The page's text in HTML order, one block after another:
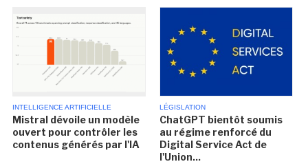
INTELLIGENCE ARTIFICIELLE
Mistral dévoile un modèle
ouvert pour contrôler les
contenus générés par l'IA
LÉGISLATION
ChatGPT bientôt soumis
au régime renforcé du
Digital Service Act de
l'Union...